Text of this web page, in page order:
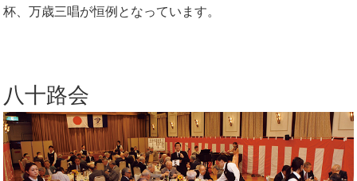
杯、万歳三唱が恒例となっています。
八十路会